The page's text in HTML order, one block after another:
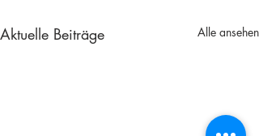
Aktuelle Beiträge Alle ansehen